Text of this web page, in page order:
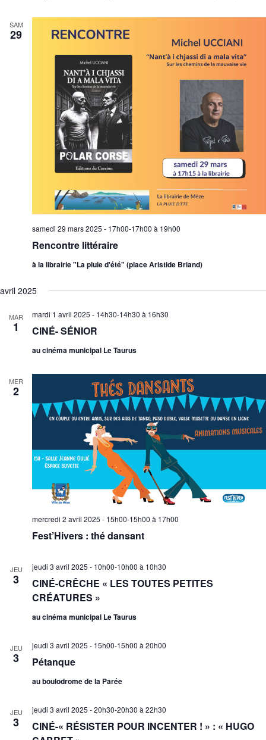
SAM
29
Rencontre littéraire
samedi 29 mars 2025 - 17h00-17h00 à 19h00
à la librairie "La pluie d'été" (place Aristide Briand)
avril 2025
MAR
1 CINÉ- SÉNIOR
mardi 1 avril 2025 - 14h30-14h30 à 16h30
au cinéma municipal Le Taurus
MER
2
Fest’Hivers : thé dansant
mercredi 2 avril 2025 - 15h00-15h00 à 17h00
JEU
3
CINÉ-CRÊCHE « LES TOUTES PETITES
CRÉATURES »
jeudi 3 avril 2025 - 10h00-10h00 à 10h30
au cinéma municipal Le Taurus
JEU
3 Pétanque
jeudi 3 avril 2025 - 15h00-15h00 à 20h00
au boulodrome de la Parée
JEU
3
CINÉ-« RÉSISTER POUR INCENTER ! » : « HUGO
jeudi 3 avril 2025 - 20h30-20h30 à 22h30